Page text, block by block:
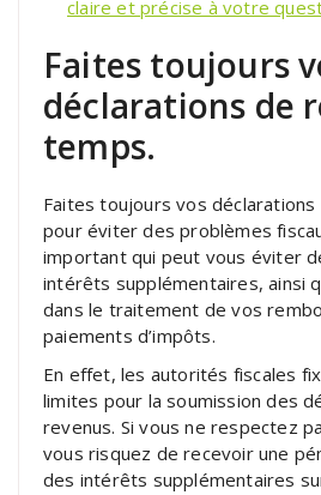
claire et précise à votre
Faites toujours
déclarations de
temps.
Faites toujours vos
pour éviter des problèmes
important qui peut vous éviter
intérêts supplémentaires, ainsi
dans le traitement de vos
paiements d’impôts.
En effet, les autorités fiscales
limites pour la soumission des
revenus. Si vous ne respectez
vous risquez de recevoir une
des intérêts supplémentaires